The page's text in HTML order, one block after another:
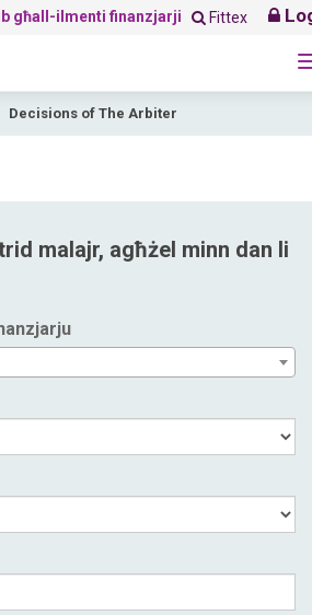
għall-ilmenti finanzjarji Fittex
Decisions of The Arbiter
malajr, agħżel minn dan li